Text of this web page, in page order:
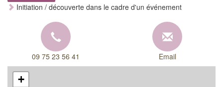
Initiation / découverte dans le cadre d'un événement
09 75 23 56 41 Email
+